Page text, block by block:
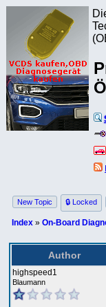
New Topic 🔒 Locked
Index » On-Board
Author
highspeed1
Blaumann